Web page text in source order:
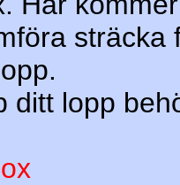
ditt lopp